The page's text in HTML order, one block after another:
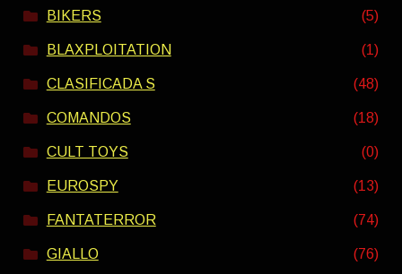
BIKERS (5)
BLAXPLOITATION (1)
CLASIFICADA S (48)
COMANDOS (18)
CULT TOYS (0)
EUROSPY (13)
FANTATERROR (74)
GIALLO (76)